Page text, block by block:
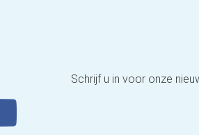
Schrijf u in voor onze